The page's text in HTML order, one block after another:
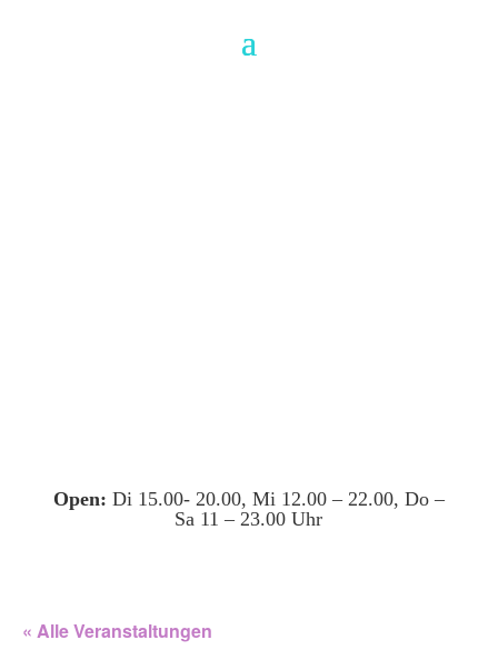
Open: Di 15.00- 20.00, Mi 12.00 – 22.00, Do –
Sa 11 – 23.00 Uhr
« Alle Veranstaltungen